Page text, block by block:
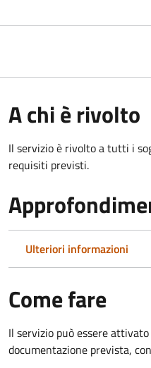
A chi è rivolto
Il servizio è rivolto a tutti i
requisiti previsti.
Ulteriori informazioni
Come fare
Il servizio può essere
documentazione prevista,